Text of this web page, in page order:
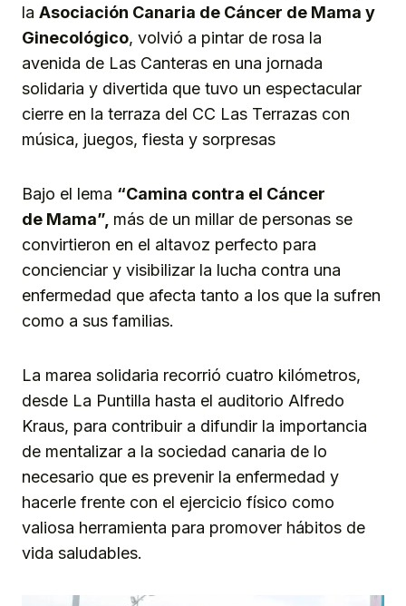
la Asociación Canaria de Cáncer de Mama y
Ginecológico, volvió a pintar de rosa la
avenida de Las Canteras en una jornada
solidaria y divertida que tuvo un espectacular
cierre en la terraza del CC Las Terrazas con
música, juegos, fiesta y sorpresas
Bajo el lema “Camina contra el Cáncer
de Mama”, más de un millar de personas se
convirtieron en el altavoz perfecto para
concienciar y visibilizar la lucha contra una
enfermedad que afecta tanto a los que la sufren
como a sus familias.
La marea solidaria recorrió cuatro kilómetros,
desde La Puntilla hasta el auditorio Alfredo
Kraus, para contribuir a difundir la importancia
de mentalizar a la sociedad canaria de lo
necesario que es prevenir la enfermedad y
hacerle frente con el ejercicio físico como
valiosa herramienta para promover hábitos de
vida saludables.